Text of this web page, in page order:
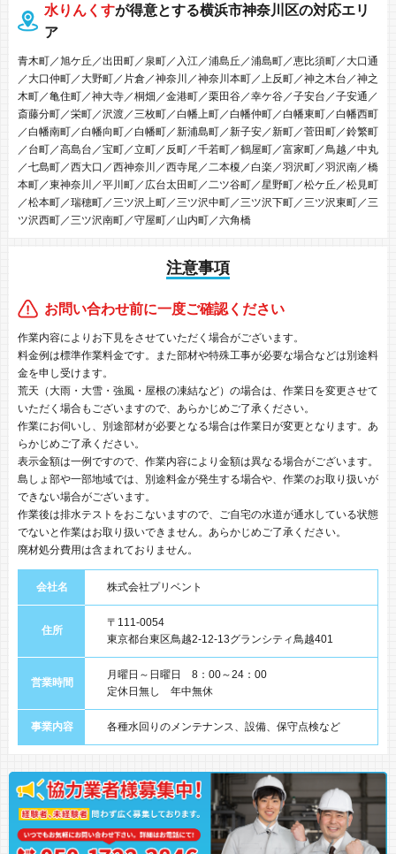
水りんくすが得意とする横浜市神奈川区の対応エリ
ア
青木町／旭ケ丘／出田町／泉町／入江／浦島丘／浦島町／恵比須町／大口通
／大口仲町／大野町／片倉／神奈川／神奈川本町／上反町／神之木台／神之
木町／亀住町／神大寺／桐畑／金港町／栗田谷／幸ケ谷／子安台／子安通／
斎藤分町／栄町／沢渡／三枚町／白幡上町／白幡仲町／白幡東町／白幡西町
／白幡南町／白幡向町／白幡町／新浦島町／新子安／新町／菅田町／鈴繁町
／台町／高島台／宝町／立町／反町／千若町／鶴屋町／富家町／鳥越／中丸
／七島町／西大口／西神奈川／西寺尾／二本榎／白楽／羽沢町／羽沢南／橋
本町／東神奈川／平川町／広台太田町／二ツ谷町／星野町／松ケ丘／松見町
／松本町／瑞穂町／三ツ沢上町／三ツ沢中町／三ツ沢下町／三ツ沢東町／三
ツ沢西町／三ツ沢南町／守屋町／山内町／六角橋
注意事項
お問い合わせ前に一度ご確認ください
作業内容によりお下見をさせていただく場合がございます。
料金例は標準作業料金です。また部材や特殊工事が必要な場合などは別途料
金を申し受けます。
荒天（大雨・大雪・強風・屋根の凍結など）の場合は、作業日を変更させて
いただく場合もございますので、あらかじめご了承ください。
作業にお伺いし、別途部材が必要となる場合は作業日が変更となります。あ
らかじめご了承ください。
表示金額は一例ですので、作業内容により金額は異なる場合がございます。
島しょ部や一部地域では、別途料金が発生する場合や、作業のお取り扱いが
できない場合がございます。
作業後は排水テストをおこないますので、ご自宅の水道が通水している状態
でないと作業はお取り扱いできません。あらかじめご了承ください。
廃材処分費用は含まれておりません。
会社名 株式会社プリベント
住所
〒111-0054
東京都台東区鳥越2-12-13グランシティ鳥越401
営業時間
月曜日～日曜日 8：00～24：00
定休日無し 年中無休
事業内容 各種水回りのメンテナンス、設備、保守点検など